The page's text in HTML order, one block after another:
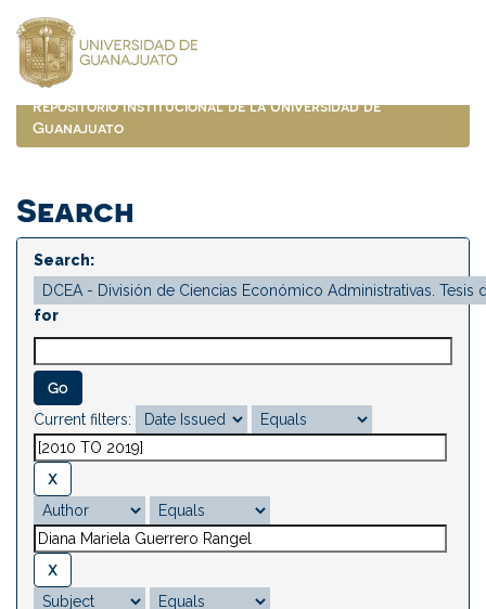
navigation
Repositorio Institucional de la Universidad de
Guanajuato
Search
Search:
for
Current filters: